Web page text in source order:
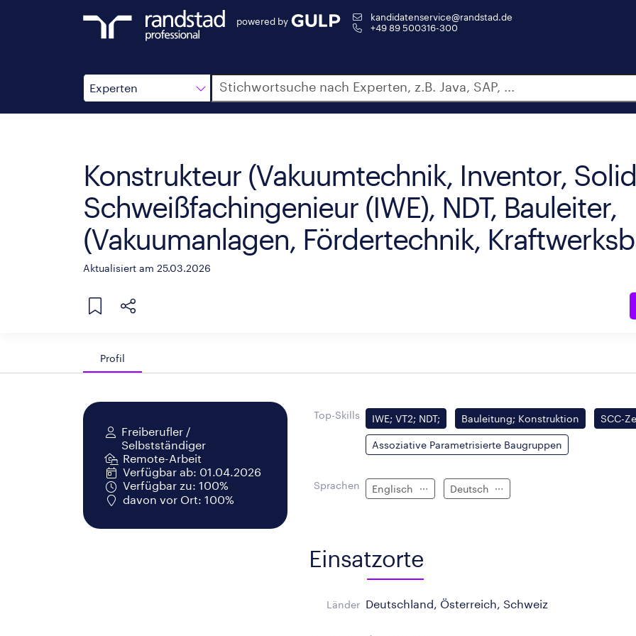
powered by
kandidatenservice@randstad.de
+49 89 500316-300
Experten
Suche
Konstrukteur (Vakuumtechnik, Inventor,
Schweißfachingenieur (IWE), NDT, Bauleiter,
(Vakuumanlagen, Fördertechnik,
Aktualisiert am 25.03.2026
Profil
Freiberufler /
Selbstständiger
Remote-Arbeit
Verfügbar ab: 01.04.2026
Verfügbar zu: 100%
davon vor Ort: 100%
Top-Skills IWE; VT2; NDT; Bauleitung; Konstruktion SCC-
Assoziative Parametrisierte Baugruppen
Sprachen Englisch Deutsch
Einsatzorte
Länder Deutschland, Österreich, Schweiz